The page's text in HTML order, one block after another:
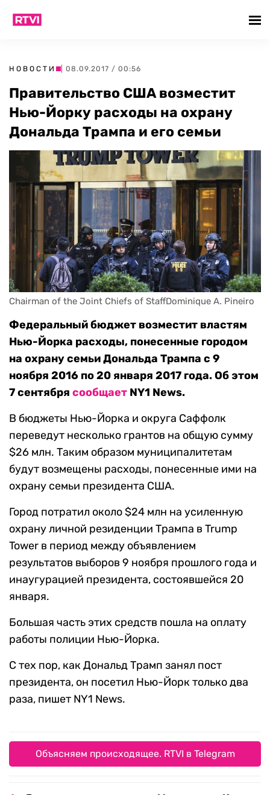
НОВОСТИ | 08.09.2017 / 00:56
Правительство США возместит
Нью-Йорку расходы на охрану
Дональда Трампа и его семьи
Chairman of the Joint Chiefs of StaffDominique A. Pineiro
Федеральный бюджет возместит властям
Нью-Йорка расходы, понесенные городом
на охрану семьи Дональда Трампа с 9
ноября 2016 по 20 января 2017 года. Об этом
7 сентября сообщает NY1 News.
В бюджеты Нью-Йорка и округа Саффолк
переведут несколько грантов на общую сумму
$26 млн. Таким образом муниципалитетам
будут возмещены расходы, понесенные ими на
охрану семьи президента США.
Город потратил около $24 млн на усиленную
охрану личной резиденции Трампа в Trump
Tower в период между объявлением
результатов выборов 9 ноября прошлого года и
инаугурацией президента, состоявшейся 20
января.
Большая часть этих средств пошла на оплату
работы полиции Нью-Йорка.
С тех пор, как Дональд Трамп занял пост
президента, он посетил Нью-Йорк только два
раза, пишет NY1 News.
Объясняем происходящее. RTVI в Telegram